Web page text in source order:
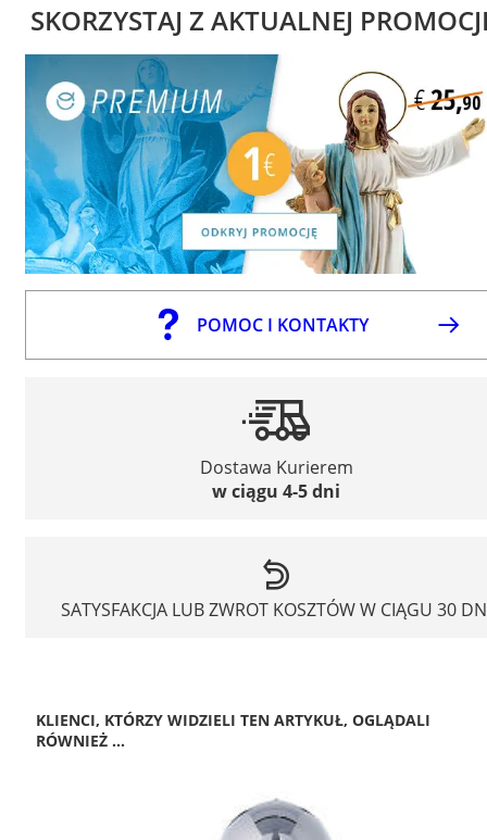
SKORZYSTAJ Z AKTUALNEJ
POMOC I KONTAKTY
Dostawa Kurierem
w ciągu 4-5 dni
SATYSFAKCJA LUB ZWROT KOSZTÓW W CIĄGU 30
KLIENCI, KTÓRZY WIDZIELI TEN ARTYKUŁ, OGLĄDALI
RÓWNIEŻ ...